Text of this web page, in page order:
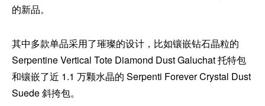
的新品。
其中多款单品采用了璀璨的设计，比如镶嵌钻石晶粒的
Serpentine Vertical Tote Diamond Dust Galuchat 托特包
和镶嵌了近 1.1 万颗水晶的 Serpenti Forever Crystal Dust
Suede 斜挎包。